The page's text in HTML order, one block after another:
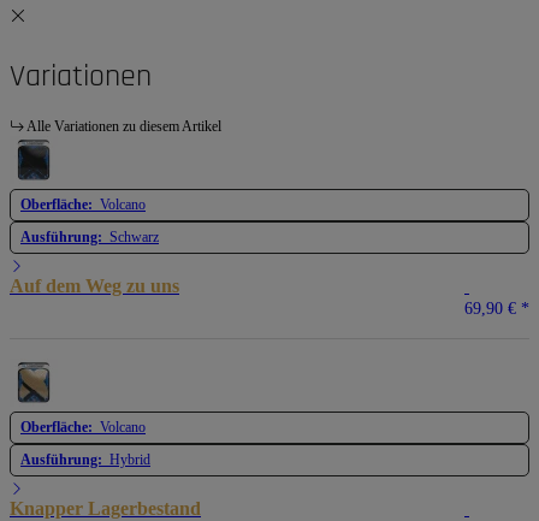
Variationen
Alle Variationen zu diesem Artikel
Oberfläche: Volcano
Ausführung: Schwarz
Auf dem Weg zu uns
69,90 € *
Oberfläche: Volcano
Ausführung: Hybrid
Knapper Lagerbestand